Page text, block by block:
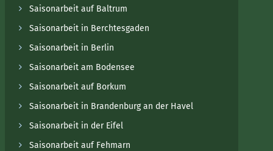
Saisonarbeit auf Baltrum
Saisonarbeit in Berchtesgaden
Saisonarbeit in Berlin
Saisonarbeit am Bodensee
Saisonarbeit auf Borkum
Saisonarbeit in Brandenburg an der Havel
Saisonarbeit in der Eifel
Saisonarbeit auf Fehmarn